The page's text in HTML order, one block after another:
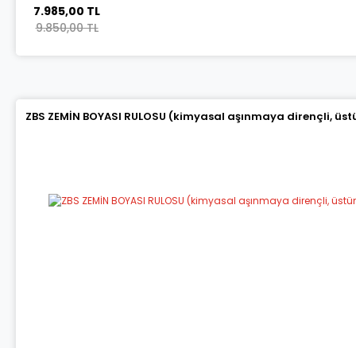
7.985,00 TL
9.850,00 TL
ZBS ZEMİN BOYASI RULOSU (kimyasal aşınmaya dirençli,